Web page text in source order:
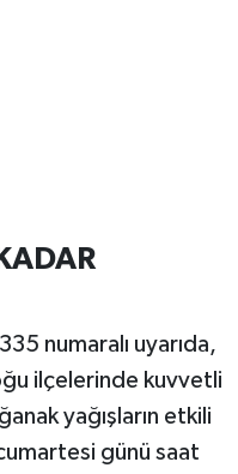
numaralı uyarıda,
ilçelerinde kuvvetli
yağışların etkili
günü saat